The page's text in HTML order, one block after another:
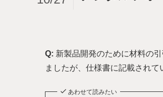
Q: 新製品開発のために材料の
ましたが、仕様書に記載され
あわせて読みたい